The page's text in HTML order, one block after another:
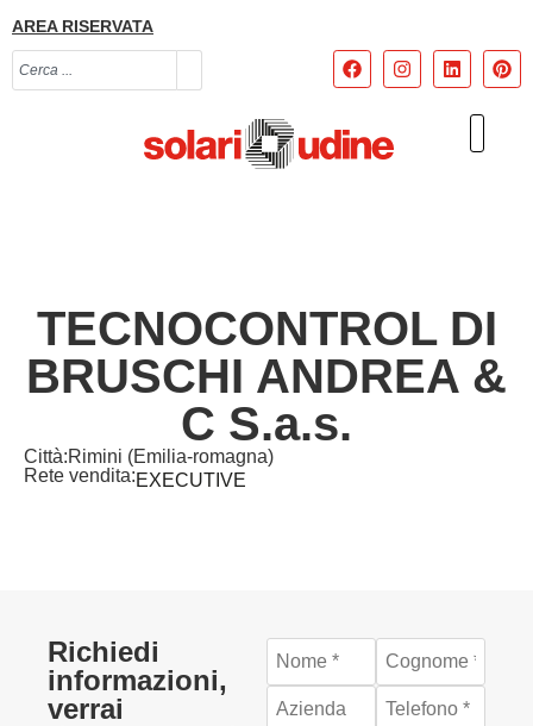
AREA RISERVATA
TECNOCONTROL DI
BRUSCHI ANDREA &
C S.a.s.
Città:Rimini (Emilia-romagna)
Rete vendita:EXECUTIVE
Richiedi
informazioni,
verrai